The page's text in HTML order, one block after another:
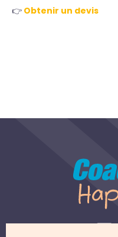
👉 Obtenir un devis